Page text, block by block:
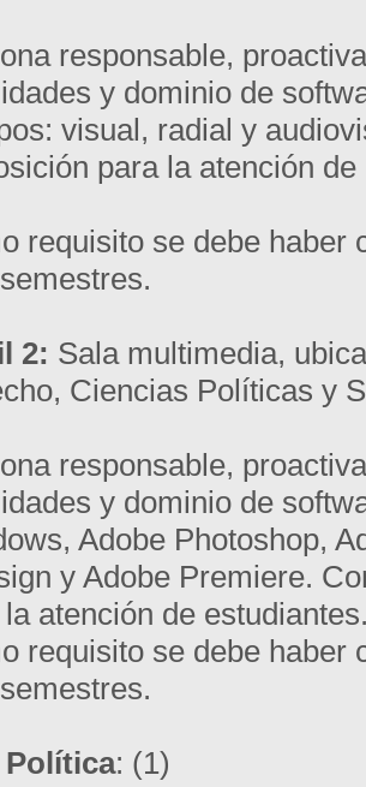
responsable,
y dominio de
visual, radial y
para la atención
requisito se debe haber
2: Sala multimedia,
Ciencias Políticas y
responsable,
y dominio de
Adobe Photoshop,
y Adobe Premiere.
atención de
requisito se debe haber
Política: (1)